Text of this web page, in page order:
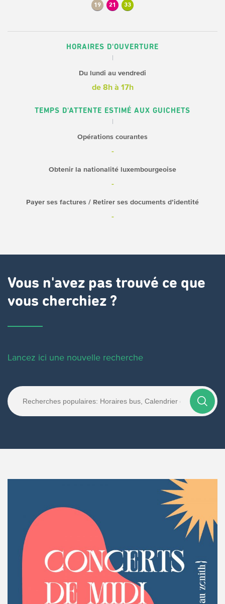
19 21 33
HORAIRES D'OUVERTURE
Du lundi au vendredi
de 8h à 17h
TEMPS D'ATTENTE ESTIMÉ AUX GUICHETS
Opérations courantes
-
Obtenir la nationalité luxembourgeoise
-
Payer ses factures / Retirer ses documents d’identité
-
Vous n'avez pas trouvé ce que
vous cherchiez ?
Lancez ici une nouvelle recherche